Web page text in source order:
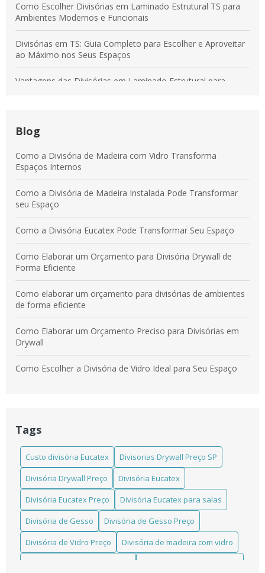
Como Escolher Divisórias em Laminado Estrutural TS para
Ambientes Modernos e Funcionais
Divisórias em TS: Guia Completo para Escolher e Aproveitar
ao Máximo nos Seus Espaços
Vantagens das Divisórias em Laminado Estrutural para
Aumentar a Produtividade
Vantagens das Divisórias em Laminado Estrutural para
Ambientes Modernos e Práticos
Divisórias em Laminado Estrutural: Benefícios para
Ambientes Comerciais e Corporativos
Blog
Como a Divisória de Madeira com Vidro Transforma
Espaços Internos
Como a Divisória de Madeira Instalada Pode Transformar
seu Espaço
Como a Divisória Eucatex Pode Transformar Seu Espaço
Como Elaborar um Orçamento para Divisória Drywall de
Forma Eficiente
Como elaborar um orçamento para divisórias de ambientes
de forma eficiente
Como Elaborar um Orçamento Preciso para Divisórias em
Drywall
Como Escolher a Divisória de Vidro Ideal para Seu Espaço
Como escolher a Divisória Eucatex para salas que atende
Como escolher a melhor divisória de madeira instalada para
seu ambiente
Como Escolher Divisórias Comerciais Eficientes para Seu
Espaço
Como Escolher Divisórias em Laminado Estrutural TS para
Ambientes Modernos e Funcionais
Tags
Custo divisória Eucatex
Divisorias Drywall Preço SP
Divisória Drywall Preço
Divisória Eucatex
Divisória Eucatex Preço
Divisória Eucatex para salas
Divisória de Gesso
Divisória de Gesso Preço
Divisória de Vidro Preço
Divisória de madeira com vidro